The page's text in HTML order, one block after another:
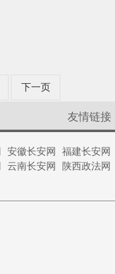
下一页
安徽长安网 福建长安网
云南长安网 陕西政法网
友情链接